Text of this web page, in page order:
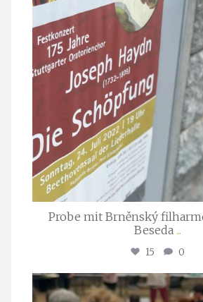
Probe mit Brněnský
Beseda ...
15 0
Juli 23